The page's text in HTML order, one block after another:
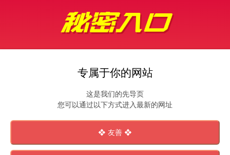
专属于你的网站
这是我们的先导页
您可以通过以下方式进入最新的网址
❖ 友善 ❖